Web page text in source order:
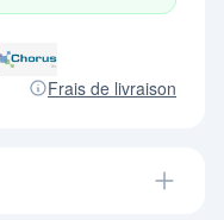
Frais de livraison